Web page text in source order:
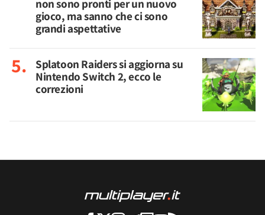
non sono pronti per un nuovo
gioco, ma sanno che ci sono
grandi aspettative
Splatoon Raiders si aggiorna su
Nintendo Switch 2, ecco le
correzioni